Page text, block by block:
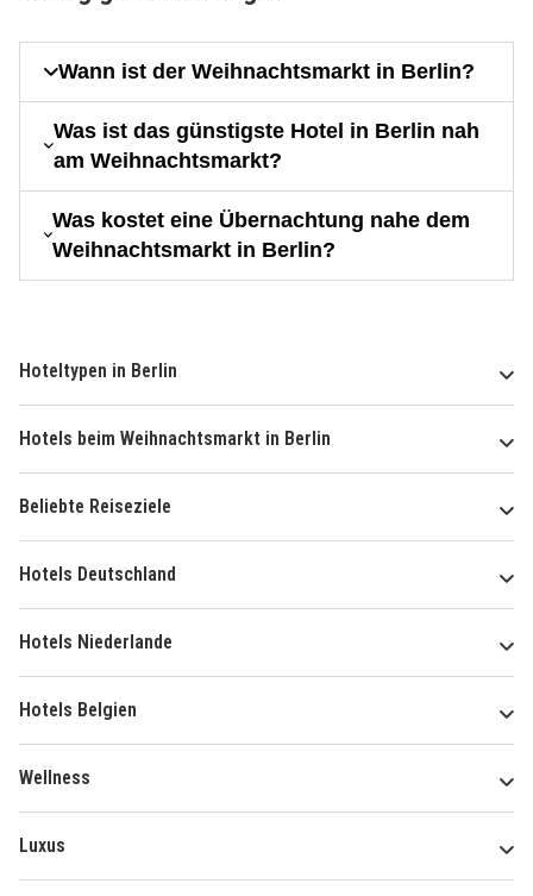
Wann ist der Weihnachtsmarkt in Berlin?
Was ist das günstigste Hotel in Berlin nah
am Weihnachtsmarkt?
Was kostet eine Übernachtung nahe dem
Weihnachtsmarkt in Berlin?
Hoteltypen in Berlin
Hotels beim Weihnachtsmarkt in Berlin
Beliebte Reiseziele
Hotels Deutschland
Hotels Niederlande
Hotels Belgien
Wellness
Luxus